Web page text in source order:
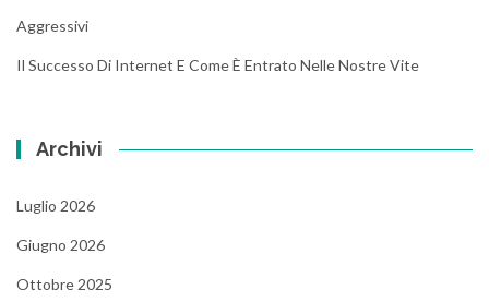
Aggressivi
Il Successo Di Internet E Come È Entrato Nelle Nostre Vite
Archivi
Luglio 2026
Giugno 2026
Ottobre 2025